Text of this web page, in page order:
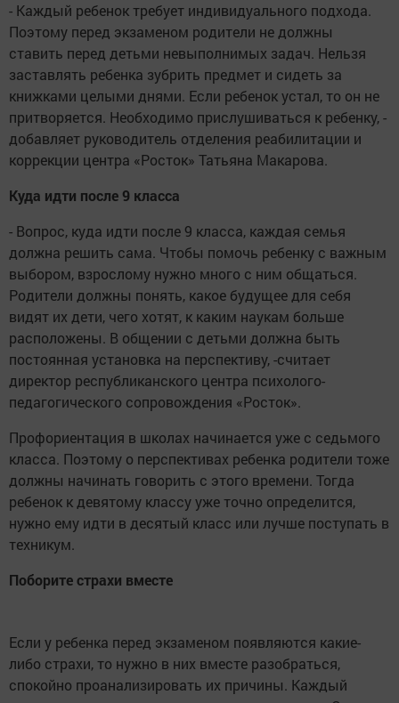
- Каждый ребенок требует индивидуального подхода.
Поэтому перед экзаменом родители не должны
ставить перед детьми невыполнимых задач. Нельзя
заставлять ребенка зубрить предмет и сидеть за
книжками целыми днями. Если ребенок устал, то он не
притворяется. Необходимо прислушиваться к ребенку, -
добавляет руководитель отделения реабилитации и
коррекции центра «Росток» Татьяна Макарова.
Куда идти после 9 класса
- Вопрос, куда идти после 9 класса, каждая семья
должна решить сама. Чтобы помочь ребенку с важным
выбором, взрослому нужно много с ним общаться.
Родители должны понять, какое будущее для себя
видят их дети, чего хотят, к каким наукам больше
расположены. В общении с детьми должна быть
постоянная установка на перспективу, -считает
директор республиканского центра психолого-
педагогического сопровождения «Росток».
Профориентация в школах начинается уже с седьмого
класса. Поэтому о перспективах ребенка родители тоже
должны начинать говорить с этого времени. Тогда
ребенок к девятому классу уже точно определится,
нужно ему идти в десятый класс или лучше поступать в
техникум.
Поборите страхи вместе
Если у ребенка перед экзаменом появляются какие-
либо страхи, то нужно в них вместе разобраться,
спокойно проанализировать их причины. Каждый